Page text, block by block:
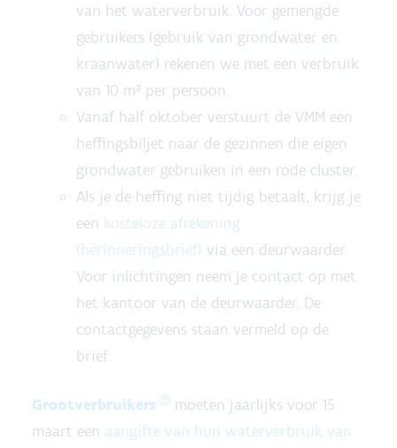
van het waterverbruik. Voor gemengde
gebruikers (gebruik van grondwater en
kraanwater) rekenen we met een verbruik
van 10 m³ per persoon.
Vanaf half oktober verstuurt de VMM een
heffingsbiljet naar de gezinnen die eigen
grondwater gebruiken in een rode cluster.
Als je de heffing niet tijdig betaalt, krijg je
een kosteloze afrekening
(herinneringsbrief) via een deurwaarder.
Voor inlichtingen neem je contact op met
het kantoor van de deurwaarder. De
contactgegevens staan vermeld op de
brief.
Grootverbruikers
moeten jaarlijks voor 15
maart een aangifte van hun waterverbruik van